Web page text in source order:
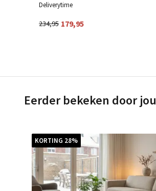
Deliverytime
234,95 179,95
Eerder bekeken door jou
KORTING 28%